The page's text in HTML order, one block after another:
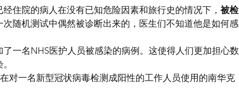
住院的病人在没有已知危险因素和旅行史的情况下， 被检
次随机测试中偶然被诊断出来的，医生们不知道他是如何感
一名NHS医护人员被感染的病例。这使得人们更加担心数
对一名新型冠状病毒检测成阳性的工作人员使用的南华克